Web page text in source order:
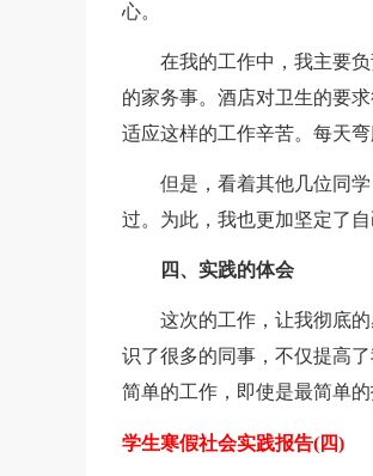
心。
在我的工作中，我主要
的家务事。酒店对卫生的要
适应这样的工作辛苦。每天
但是，看着其他几位同
过。为此，我也更加坚定了
四、实践的体会
这次的工作，让我彻底
识了很多的同事，不仅提高
简单的工作，即使是最简单
学生寒假社会实践报告(四)